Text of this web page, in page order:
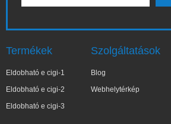
Termékek
Eldobható e cigi-1
Eldobható e cigi-2
Eldobható e cigi-3
Szolgáltatások
Blog
Webhelytérkép